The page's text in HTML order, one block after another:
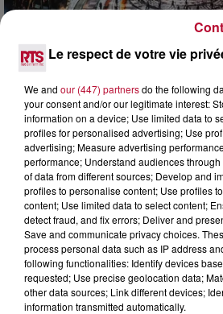
6 août 2026
NÎMES : « LE RÊVE DU
LES ARÈNES CES 3...
Après un franc succès l'été dernier, le
du gladiateur » revient illuminer
7 et 8 août. Une fresque nocturne...
Le respect de votre vie
We and our (447) partnersdo the following
your consent and/or our legitimate interest:
information on a device; Use limited data to
profiles for personalised advertising; Use
advertising; Measure advertising
performance; Understand audiences
of data from different sources; Develop and
profiles to personalise content; Use profiles
content; Use limited data to select content;
detect fraud, and fix errors; Deliver and
Save and communicate privacy choices.
process personal data such as IP address
following functionalities: Identify devices
requested; Use precise geolocation data;
other data sources; Link different devices;
information transmitted automatically.